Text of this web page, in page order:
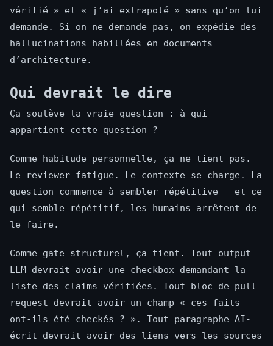
vérifié » et « j’ai extrapolé » sans qu’on lui
demande. Si on ne demande pas, on expédie des
hallucinations habillées en documents
d’architecture.
Qui devrait le dire
Ça soulève la vraie question : à qui
appartient cette question ?
Comme habitude personnelle, ça ne tient pas.
Le reviewer fatigue. Le contexte se charge. La
question commence à sembler répétitive — et ce
qui semble répétitif, les humains arrêtent de
le faire.
Comme gate structurel, ça tient. Tout output
LLM devrait avoir une checkbox demandant la
liste des claims vérifiées. Tout bloc de pull
request devrait avoir un champ « ces faits
ont-ils été checkés ? ». Tout paragraphe AI-
écrit devrait avoir des liens vers les sources